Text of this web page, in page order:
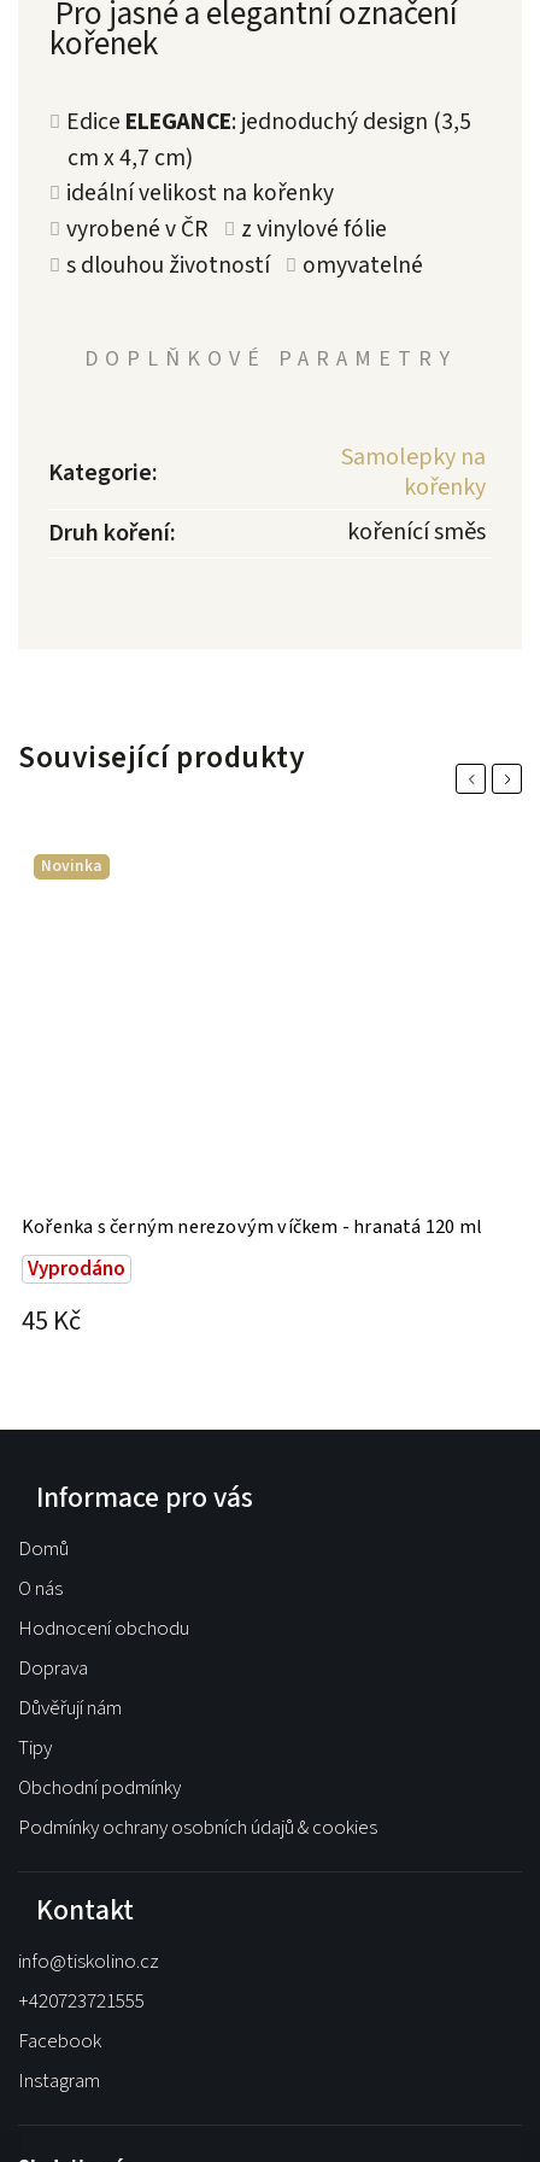
Pro jasné a elegantní označení
kořenek
Edice ELEGANCE: jednoduchý design (3,5
cm x 4,7 cm)
ideální velikost na kořenky
vyrobené v ČR
z vinylové fólie
s dlouhou životností
omyvatelné
DOPLŇKOVÉ PARAMETRY
Kategorie:
Samolepky na
kořenky
Druh koření: kořenící směs
Související produkty Previous
Novinka
Kořenka s černým nerezovým víčkem - hranatá 120 ml
Vyprodáno
45 Kč
Next
Informace pro vás
Domů
O nás
Hodnocení obchodu
Doprava
Důvěřují nám
Tipy
Obchodní podmínky
Podmínky ochrany osobních údajů & cookies
Kontakt
info@tiskolino.cz
+420723721555
Facebook
Instagram